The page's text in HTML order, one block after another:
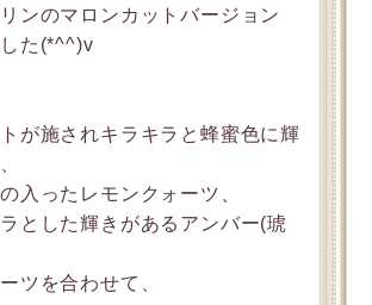
ンのマロンカットバージョン
た(*^^)v
が施されキラキラと蜂蜜色に輝
入ったレモンクォーツ、
とした輝きがあるアンバー(琥
ツを合わせて、